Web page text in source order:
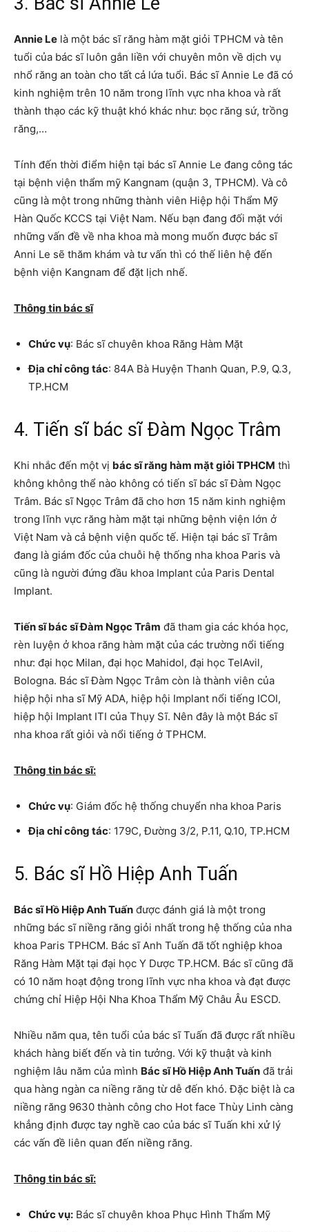
Annie Le là một bác sĩ răng hàm mặt giỏi TPHCM và tên
tuổi của bác sĩ luôn gắn liền với chuyên môn về dịch vụ
nhổ răng an toàn cho tất cả lứa tuổi. Bác sĩ Annie Le đã có
kinh nghiệm trên 10 năm trong lĩnh vực nha khoa và rất
thành thạo các kỹ thuật khó khác như: bọc răng sứ, trồng
răng,…
Tính đến thời điểm hiện tại bác sĩ Annie Le đang công tác
tại bệnh viện thẩm mỹ Kangnam (quận 3, TPHCM). Và cô
cũng là một trong những thành viên Hiệp hội Thẩm Mỹ
Hàn Quốc KCCS tại Việt Nam. Nếu bạn đang đối mặt với
những vấn đề về nha khoa mà mong muốn được bác sĩ
Anni Le sẽ thăm khám và tư vấn thì có thế liên hệ đến
bệnh viện Kangnam để đặt lịch nhế.
Thông tin bác sĩ
Chức vụ: Bác sĩ chuyên khoa Răng Hàm Mặt
Địa chỉ công tác: 84A Bà Huyện Thanh Quan, P.9, Q.3,
TP.HCM
4. Tiến sĩ bác sĩ Đàm Ngọc Trâm
Khi nhắc đến một vị bác sĩ răng hàm mặt giỏi TPHCM thì
không không thể nào không có tiến sĩ bác sĩ Đàm Ngọc
Trâm. Bác sĩ Ngọc Trâm đã cho hơn 15 năm kinh nghiệm
trong lĩnh vực răng hàm mặt tại những bệnh viện lớn ở
Việt Nam và cả bệnh viện quốc tế. Hiện tại bác sĩ Trâm
đang là giám đốc của chuỗi hệ thống nha khoa Paris và
cũng là người đứng đầu khoa Implant của Paris Dental
Implant.
Tiến sĩ bác sĩ Đàm Ngọc Trâm đã tham gia các khóa học,
rèn luyện ở khoa răng hàm mặt của các trường nổi tiếng
như: đại học Milan, đại học Mahidol, đại học TelAvil,
Bologna. Bác sĩ Đàm Ngọc Trâm còn là thành viên của
hiệp hội nha sĩ Mỹ ADA, hiệp hội Implant nổi tiếng ICOI,
hiệp hội Implant ITI của Thụy Sĩ. Nên đây là một Bác sĩ
nha khoa rất giỏi và nổi tiếng ở TPHCM.
Thông tin bác sĩ:
Chức vụ: Giám đốc hệ thống chuyển nha khoa Paris
Địa chỉ công tác: 179C, Đường 3/2, P.11, Q.10, TP.HCM
5. Bác sĩ Hồ Hiệp Anh Tuấn
Bác sĩ Hồ Hiệp Anh Tuấn được đánh giá là một trong
những bác sĩ niềng răng giỏi nhất trong hệ thống của nha
khoa Paris TPHCM. Bác sĩ Anh Tuấn đã tốt nghiệp khoa
Răng Hàm Mặt tại đại học Y Dược TP.HCM. Bác sĩ cũng đã
có 10 năm hoạt động trong lĩnh vực nha khoa và đạt được
chứng chỉ Hiệp Hội Nha Khoa Thẩm Mỹ Châu Âu ESCD.
Nhiều năm qua, tên tuổi của bác sĩ Tuấn đã được rất nhiều
khách hàng biết đến và tin tưởng. Với kỹ thuật và kinh
nghiệm lâu năm của mình Bác sĩ Hồ Hiệp Anh Tuấn đã trải
qua hàng ngàn ca niềng răng từ dễ đến khó. Đặc biệt là ca
niềng răng 9630 thành công cho Hot face Thùy Linh càng
khẳng định được tay nghề cao của bác sĩ Tuấn khi xử lý
các vấn đề liên quan đến niềng răng.
Thông tin bác sĩ:
Chức vụ: Bác sĩ chuyên khoa Phục Hình Thẩm Mỹ